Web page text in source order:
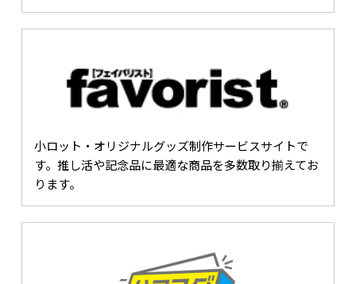
小ロット・オリジナルグッズ制作サービスサイトで
す。推し活や記念品に最適な商品を多数取り揃えてお
ります。